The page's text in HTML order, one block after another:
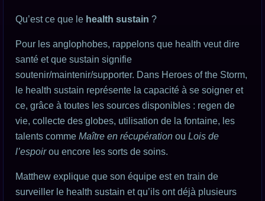
Qu’est ce que le health sustain ?
Pour les anglophobes, rappelons que health veut dire
santé et que sustain signifie
soutenir/maintenir/supporter. Dans Heroes of the Storm,
le health sustain représente la capacité à se soigner et
ce, grâce à toutes les sources disponibles : regen de
vie, collecte des globes, utilisation de la fontaine, les
talents comme Maître en récupération ou Lois de
l’espoirou encore les sorts de soins.
Matthew explique que son équipe est en train de
surveiller le health sustain et qu’ils ont déjà plusieurs